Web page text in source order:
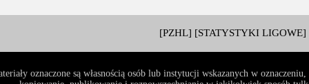
[PZHL] [STATYSTYKI LIGOWE]
oznaczone są własnością osób lub instytucji wskazanych w